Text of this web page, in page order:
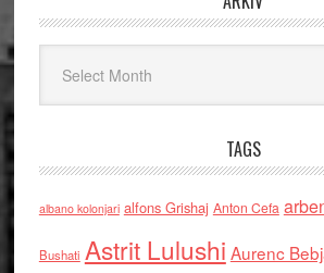
TAGS
albano kolonjari alfons Grishaj Anton Cefa
Bushati Astrit Lulushi Aurenc